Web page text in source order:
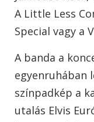
A Little Less
Special vagy a
A banda a
egyenruhában
színpadkép a
utalás Elvis